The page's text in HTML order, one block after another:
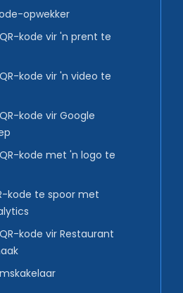
opwekker
kode vir 'n prent te
kode vir 'n video te
kode vir Google
kode met 'n logo te
kode te spoor met
kode vir Restaurant